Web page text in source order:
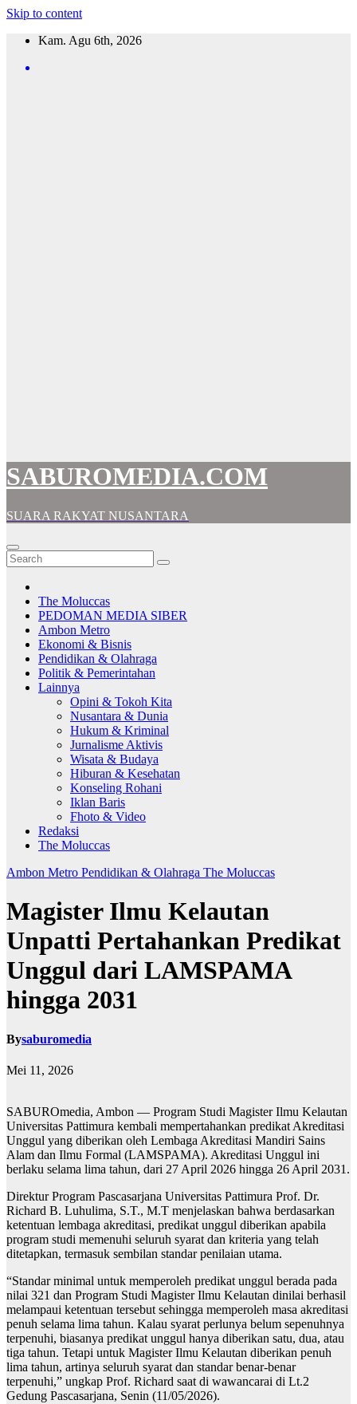
Skip to content
Kam. Agu 6th, 2026
SABUROMEDIA.COM
SUARA RAKYAT NUSANTARA
The Moluccas
PEDOMAN MEDIA SIBER
Ambon Metro
Ekonomi & Bisnis
Pendidikan & Olahraga
Politik & Pemerintahan
Lainnya
Opini & Tokoh Kita
Nusantara & Dunia
Hukum & Kriminal
Jurnalisme Aktivis
Wisata & Budaya
Hiburan & Kesehatan
Konseling Rohani
Iklan Baris
Fhoto & Video
Redaksi
The Moluccas
Ambon Metro Pendidikan & Olahraga The Moluccas
Magister Ilmu Kelautan
Unpatti Pertahankan Predikat
Unggul dari LAMSPAMA
hingga 2031
Bysaburomedia
Mei 11, 2026
SABUROmedia, Ambon — Program Studi Magister Ilmu Kelautan
Universitas Pattimura kembali mempertahankan predikat Akreditasi
Unggul yang diberikan oleh Lembaga Akreditasi Mandiri Sains
Alam dan Ilmu Formal (LAMSPAMA). Akreditasi Unggul ini
berlaku selama lima tahun, dari 27 April 2026 hingga 26 April 2031.
Direktur Program Pascasarjana Universitas Pattimura Prof. Dr.
Richard B. Luhulima, S.T., M.T menjelaskan bahwa berdasarkan
ketentuan lembaga akreditasi, predikat unggul diberikan apabila
program studi memenuhi seluruh syarat dan kriteria yang telah
ditetapkan, termasuk sembilan standar penilaian utama.
“Standar minimal untuk memperoleh predikat unggul berada pada
nilai 321 dan Program Studi Magister Ilmu Kelautan dinilai berhasil
melampaui ketentuan tersebut sehingga memperoleh masa akreditasi
penuh selama lima tahun. Kalau syarat perlunya belum sepenuhnya
terpenuhi, biasanya predikat unggul hanya diberikan satu, dua, atau
tiga tahun. Tetapi untuk Magister Ilmu Kelautan diberikan penuh
lima tahun, artinya seluruh syarat dan standar benar-benar
terpenuhi,” ungkap Prof. Richard saat di wawancarai di Lt.2
Gedung Pascasarjana, Senin (11/05/2026).